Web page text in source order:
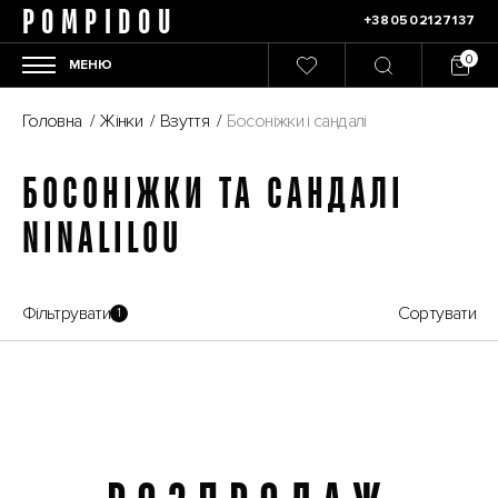
POMPIDOU +380502127137
МЕНЮ
Головна / Жінки / Взуття / Босоніжки і сандалі
БОСОНІЖКИ ТА САНДАЛІ
NINALILOU
Фільтрувати 1 Сортувати
Розпродаж